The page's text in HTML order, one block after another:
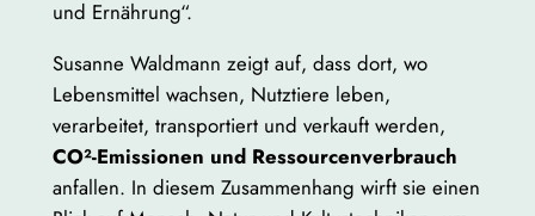
und Ernährung“.
Susanne Waldmann zeigt auf, dass dort, wo
Lebensmittel wachsen, Nutztiere leben,
verarbeitet, transportiert und verkauft werden,
CO²-Emissionen und Ressourcenverbrauch
anfallen. In diesem Zusammenhang wirft sie einen